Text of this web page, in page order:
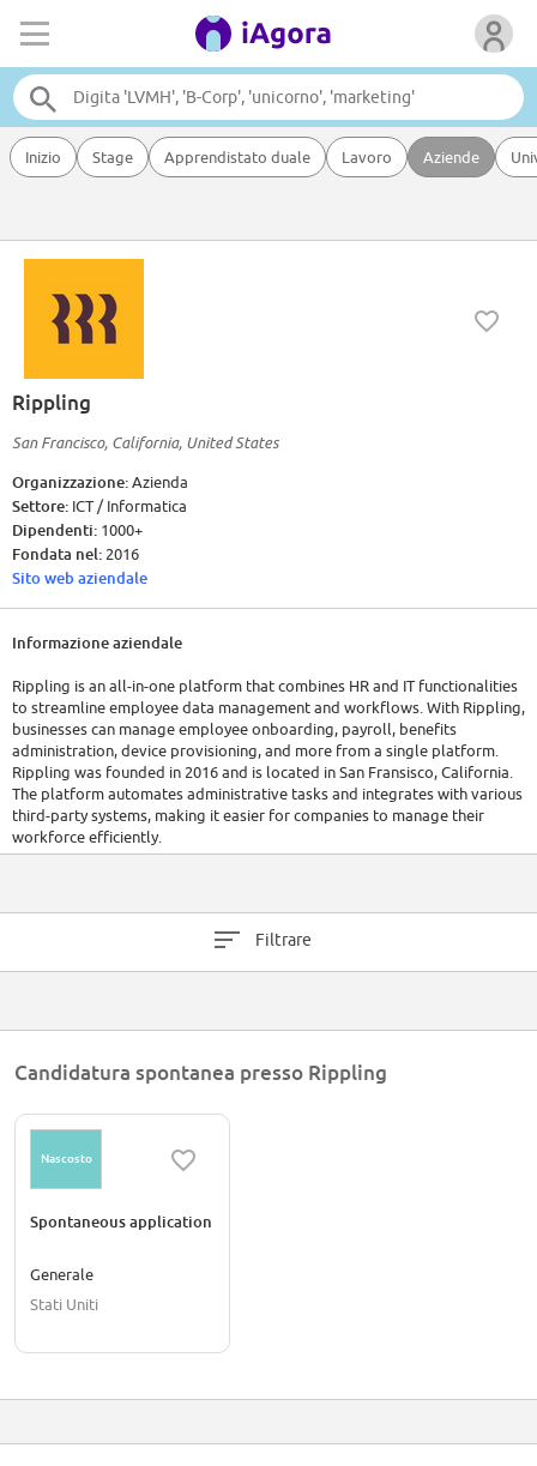
Inizio Stage Apprendistato duale Lavoro Aziende
Rippling
San Francisco, California, United States
Organizzazione:Azienda
Settore: ICT / Informatica
Dipendenti: 1000+
Fondata nel: 2016
Sito web aziendale
Informazione aziendale
Rippling is an all-in-one platform that combines HR and IT functionalities
to streamline employee data management and workflows. With Rippling,
businesses can manage employee onboarding, payroll, benefits
administration, device provisioning, and more from a single platform.
Rippling was founded in 2016 and is located in San Fransisco, California.
The platform automates administrative tasks and integrates with various
third-party systems, making it easier for companies to manage their
workforce efficiently.
Filtrare
Candidatura spontanea presso Rippling
Nascosto
Spontaneous application
Generale
Stati Uniti